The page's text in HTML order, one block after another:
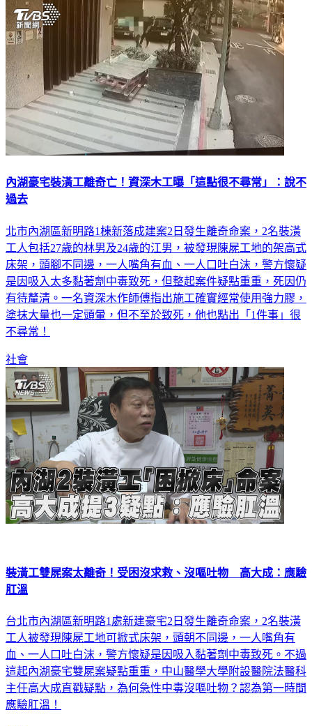
內湖豪宅裝潢工離奇亡！資深木工曝「這點很不尋常」：說不
過去
北市內湖區新明路1棟新落成建案2日發生離奇命案，2名裝潢
工人包括27歲的林男及24歲的江男，被發現陳屍工地的架高式
床架，頭腳不同邊，一人嘴角有血、一人口吐白沫，警方懷疑
是因吸入太多黏著劑中毒致死，但整起案件疑點重重，死因仍
有待釐清。一名資深木作師傅指出施工確實經常使用強力膠，
塗抹大量也一定頭暈，但不至於致死，他也點出「1件事」很
不尋常！
社會
裝潢工雙屍案太離奇！受困沒求救、沒嘔吐物 高大成：應驗
肛溫
台北市內湖區新明路1處新建豪宅2日發生離奇命案，2名裝潢
工人被發現陳屍工地可掀式床架，頭朝不同邊，一人嘴角有
血、一人口吐白沫，警方懷疑是因吸入黏著劑中毒致死。不過
這起內湖豪宅雙屍案疑點重重，中山醫學大學附設醫院法醫科
主任高大成直戳疑點，為何急性中毒沒嘔吐物？認為第一時間
應驗肛溫！